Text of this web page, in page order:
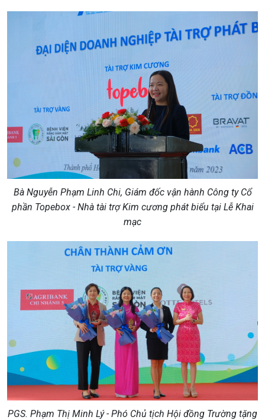
Bà Nguyễn Phạm Linh Chi, Giám đốc vận hành Công ty Cổ
phần Topebox - Nhà tài trợ Kim cương phát biểu tại Lễ Khai
mạc
PGS. Phạm Thị Minh Lý - Phó Chủ tịch Hội đồng Trường tặng